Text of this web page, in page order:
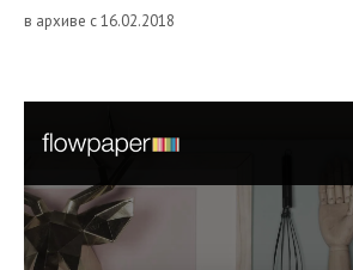
в архиве с 16.02.2018